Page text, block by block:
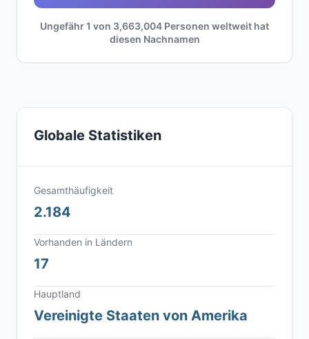
Ungefähr 1 von 3,663,004 Personen weltweit hat
diesen Nachnamen
Globale Statistiken
Gesamthäufigkeit
2.184
Vorhanden in Ländern
17
Hauptland
Vereinigte Staaten von Amerika